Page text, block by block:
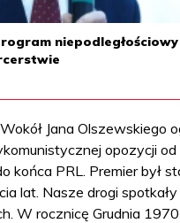
niepodległościowy
Wokół Jana Olszewskiego
opozycji
końca PRL. Premier był
lat. Nasze drogi
W rocznicę Grudnia 1970